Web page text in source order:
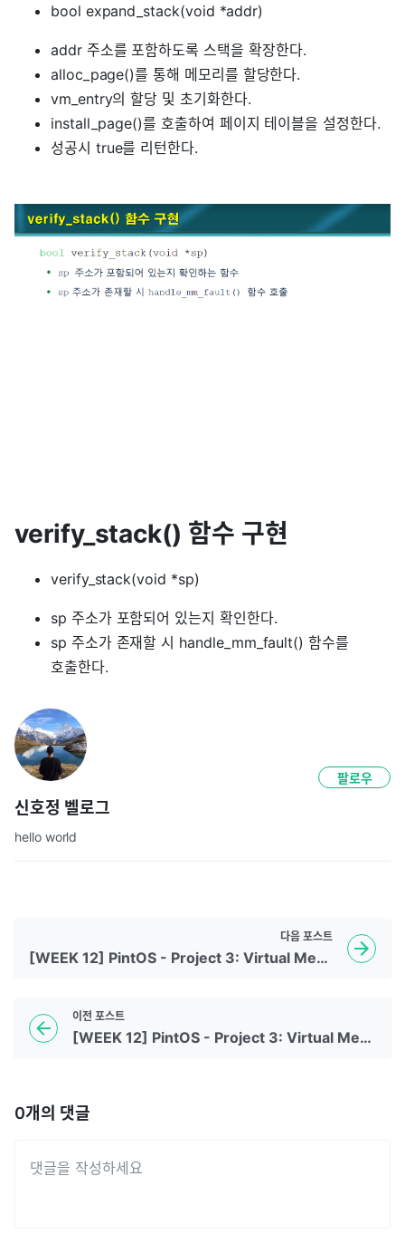
bool expand_stack(void *addr)
addr 주소를 포함하도록 스택을 확장한다.
alloc_page()를 통해 메모리를 할당한다.
vm_entry의 할당 및 초기화한다.
install_page()를 호출하여 페이지 테이블을 설정한다.
성공시 true를 리턴한다.
verify_stack() 함수 구현
verify_stack(void *sp)
sp 주소가 포함되어 있는지 확인한다.
sp 주소가 존재할 시 handle_mm_fault() 함수를
호출한다.
신호정 벨로그
hello world
팔로우
이전 포스트
[WEEK 12] PintOS - Project 3: Virtual Memory (Swap In/Out)
다음 포스트
[WEEK 12] PintOS - Project 3: Virtual Memory (Review)
0개의 댓글